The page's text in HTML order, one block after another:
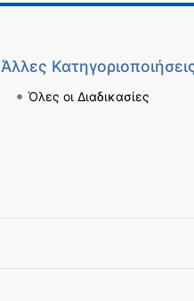
Άλλες
Όλες οι Διαδικασίες